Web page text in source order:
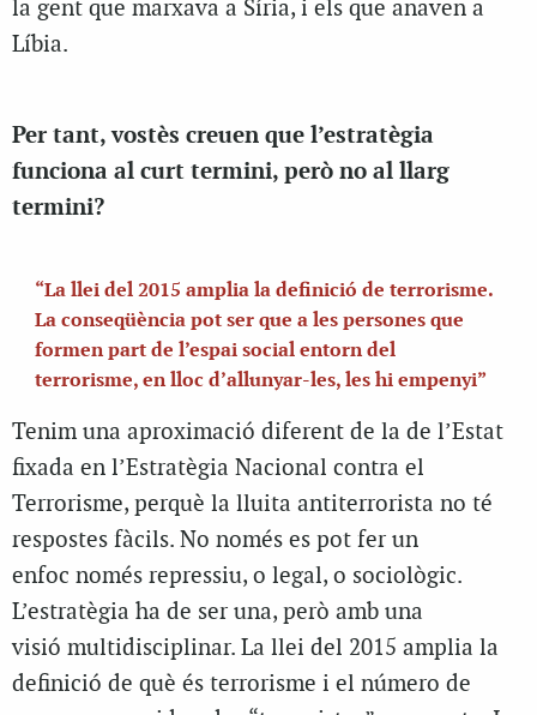
la gent que marxava a Síria, i els que anaven a
Líbia.
Per tant, vostès creuen que l’estratègia
funciona al curt termini, però no al llarg
termini?
“La llei del 2015 amplia la definició de terrorisme.
La conseqüència pot ser que a les persones que
formen part de l’espai social entorn del
terrorisme, en lloc d’allunyar-les, les hi empenyi”
Tenim una aproximació diferent de la de l’Estat
fixada en l’Estratègia Nacional contra el
Terrorisme, perquè la lluita antiterrorista no té
respostes fàcils. No només es pot fer un
enfoc només repressiu, o legal, o sociològic.
L’estratègia ha de ser una, però amb una
visió multidisciplinar. La llei del 2015 amplia la
definició de què és terrorisme i el número de